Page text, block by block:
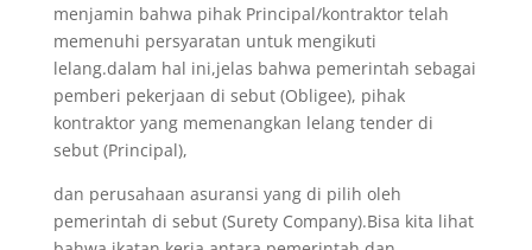
menjamin bahwa pihak Principal/kontraktor telah
memenuhi persyaratan untuk mengikuti
lelang.dalam hal ini,jelas bahwa pemerintah sebagai
pemberi pekerjaan di sebut (Obligee), pihak
kontraktor yang memenangkan lelang tender di
sebut (Principal),
dan perusahaan asuransi yang di pilih oleh
pemerintah di sebut (Surety Company).Bisa kita lihat